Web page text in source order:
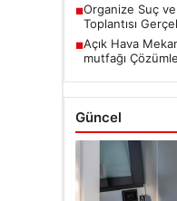
■Organize Suç ve
Toplantısı
■Açık Hava
mutfağı
Güncel